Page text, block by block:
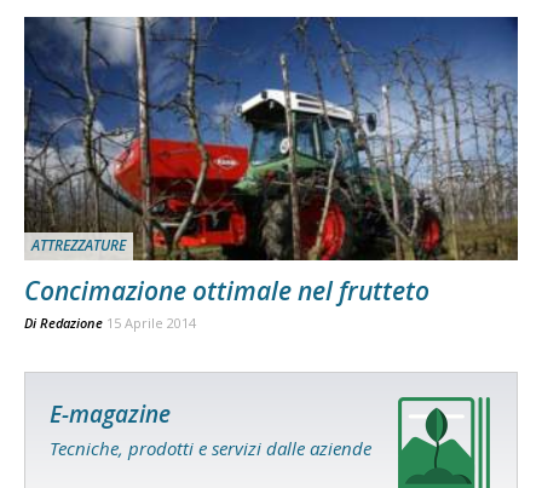
ATTREZZATURE
Concimazione ottimale nel frutteto
Di Redazione 15 Aprile 2014
E-magazine
Tecniche, prodotti e servizi dalle aziende